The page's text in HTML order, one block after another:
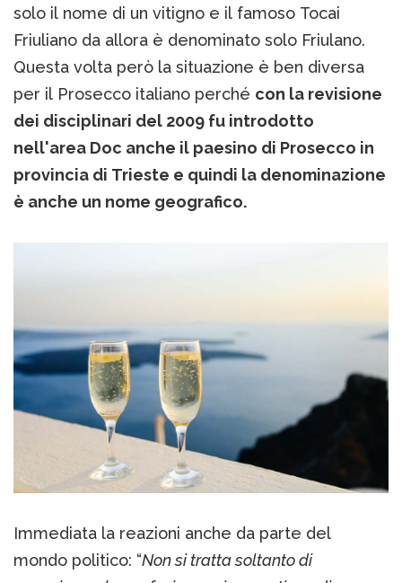
solo il nome di un vitigno e il famoso Tocai
Friuliano da allora è denominato solo Friulano.
Questa volta però la situazione è ben diversa
per il Prosecco italiano perché con la revisione
dei disciplinari del 2009 fu introdotto
nell'area Doc anche il paesino di Prosecco in
provincia di Trieste e quindi la denominazione
è anche un nome geografico.
Immediata la reazioni anche da parte del
mondo politico: “Non si tratta soltanto di